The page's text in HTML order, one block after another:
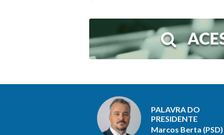
PALAVRA DO
PRESIDENTE
Marcos Berta (PSD)